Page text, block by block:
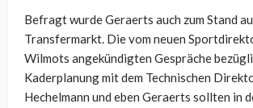
Befragt wurde Geraerts auch zum Stand
Transfermarkt. Die vom neuen
Wilmots angekündigten Gespräche
Kaderplanung mit dem Technischen
Hechelmann und eben Geraerts sollten in